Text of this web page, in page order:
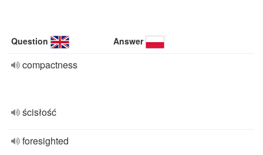
Question Answer
compactness
ścisłość
foresighted